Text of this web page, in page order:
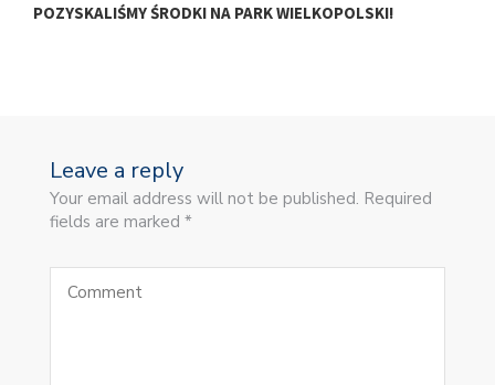
POZYSKALIŚMY ŚRODKI NA PARK WIELKOPOLSKI!
Leave a reply
Your email address will not be published. Required
fields are marked *